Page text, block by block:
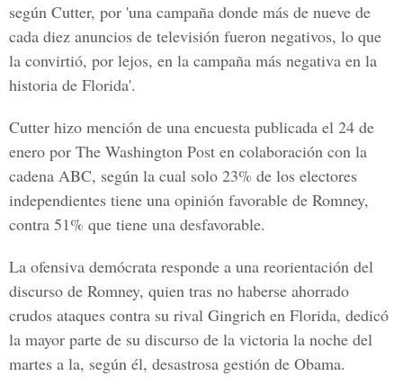
según Cutter, por 'una campaña donde más de nueve de
cada diez anuncios de televisión fueron negativos, lo que
la convirtió, por lejos, en la campaña más negativa en la
historia de Florida'.
Cutter hizo mención de una encuesta publicada el 24 de
enero por The Washington Post en colaboración con la
cadena ABC, según la cual solo 23% de los electores
independientes tiene una opinión favorable de Romney,
contra 51% que tiene una desfavorable.
La ofensiva demócrata responde a una reorientación del
discurso de Romney, quien tras no haberse ahorrado
crudos ataques contra su rival Gingrich en Florida, dedicó
la mayor parte de su discurso de la victoria la noche del
martes a la, según él, desastrosa gestión de Obama.